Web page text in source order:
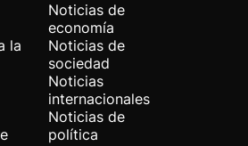
la
Noticias de
economía
Noticias de
sociedad
Noticias
internacionales
Noticias de
política